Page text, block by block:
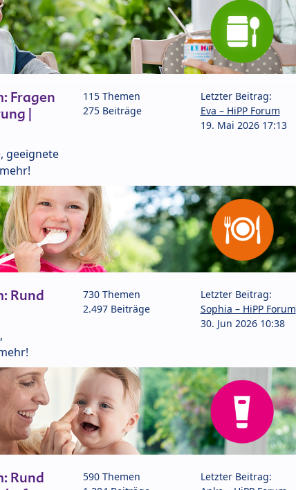
Fragen
|
geeignete
115 Themen
275 Beiträge
Letzter Beitrag:
Eva – HiPP Forum
19. Mai 2026 17:13
Rund
730 Themen
2.497 Beiträge
Letzter Beitrag:
Sophia – HiPP Forum
30. Jun 2026 10:38
Rund
590 Themen
Letzter Beitrag: